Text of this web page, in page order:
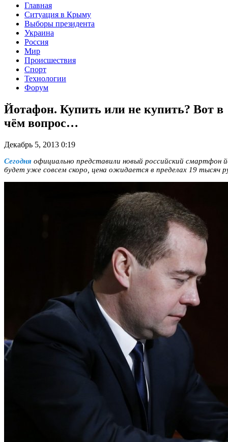
Главная
Ситуация в Крыму
Выборы президента
Украина
Россия
Мир
Происшествия
Спорт
Технологии
Форум
Йотафон. Купить или не купить? Вот в
чём вопрос…
Декабрь 5, 2013 0:19
Сегодня официально представили новый российский
будет уже совсем скоро, цена ожидается в пределах 19 тысяч